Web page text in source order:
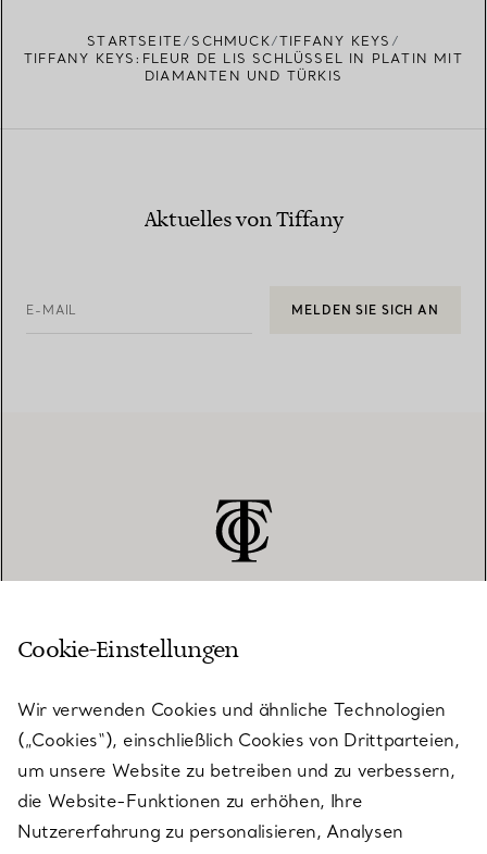
STARTSEITE SCHMUCK
TIFFANY KEYS
TIFFANY KEYS:FLEUR DE LIS SCHLÜSSEL IN PLATIN MIT
DIAMANTEN UND TÜRKIS
Aktuelles von Tiffany
E-MAIL MELDEN SIE SICH AN
KUNDENSERVICE
SERVICES
ÜBER TIFFANY & CO.
Cookie-Einstellungen
Wir verwenden Cookies und ähnliche Technologien
(„Cookies“), einschließlich Cookies von Drittparteien,
um unsere Website zu betreiben und zu verbessern,
die Website-Funktionen zu erhöhen, Ihre
Nutzererfahrung zu personalisieren, Analysen